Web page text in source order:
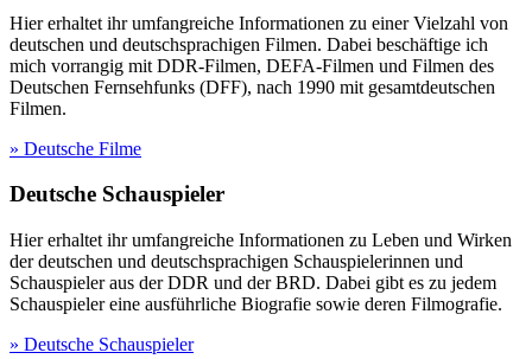
Hier erhaltet ihr umfangreiche Informationen zu einer Vielzahl von
deutschen und deutschsprachigen Filmen. Dabei beschäftige ich
mich vorrangig mit DDR-Filmen, DEFA-Filmen und Filmen des
Deutschen Fernsehfunks (DFF), nach 1990 mit gesamtdeutschen
Filmen.
» Deutsche Filme
Deutsche Schauspieler
Hier erhaltet ihr umfangreiche Informationen zu Leben und Wirken
der deutschen und deutschsprachigen Schauspielerinnen und
Schauspieler aus der DDR und der BRD. Dabei gibt es zu jedem
Schauspieler eine ausführliche Biografie sowie deren Filmografie.
» Deutsche Schauspieler